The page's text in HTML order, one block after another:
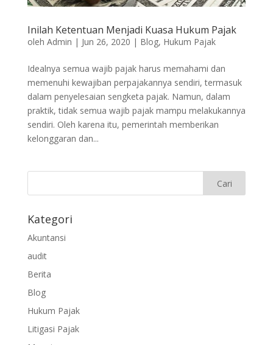
Inilah Ketentuan Menjadi Kuasa Hukum Pajak
oleh Admin | Jun 26, 2020 | Blog, Hukum Pajak
Idealnya semua wajib pajak harus memahami dan
memenuhi kewajiban perpajakannya sendiri, termasuk
dalam penyelesaian sengketa pajak. Namun, dalam
praktik, tidak semua wajib pajak mampu melakukannya
sendiri. Oleh karena itu, pemerintah memberikan
kelonggaran dan...
Kategori
Akuntansi
audit
Berita
Blog
Hukum Pajak
Litigasi Pajak